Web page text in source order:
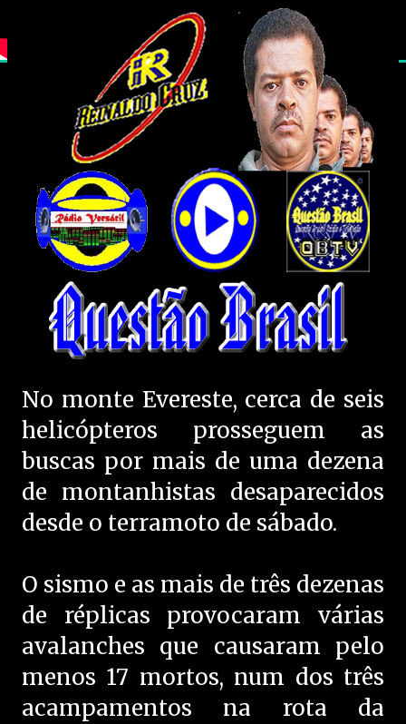
No monte Evereste, cerca de seis
helicópteros prosseguem as
buscas por mais de uma dezena
de montanhistas desaparecidos
desde o terramoto de sábado.
O sismo e as mais de três dezenas
de réplicas provocaram várias
avalanches que causaram pelo
menos 17 mortos, num dos três
acampamentos na rota da